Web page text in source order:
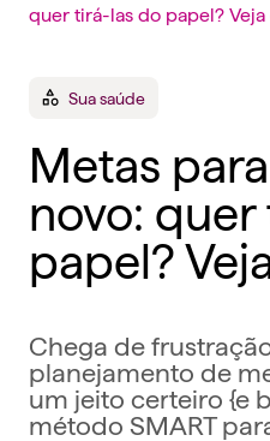
quer tirá-las do papel? Veja
Sua saúde
Metas
novo:
papel?
Chega de
planejamento de
um jeito certeiro {e
método SMART